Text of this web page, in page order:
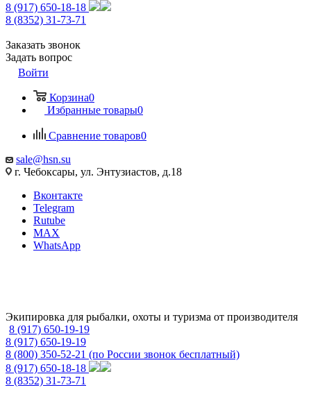
8 (917) 650-18-18
8 (8352) 31-73-71
Заказать звонок
Задать вопрос
Войти
Корзина0
Избранные товары0
Сравнение товаров0
sale@hsn.su
г. Чебоксары, ул. Энтузиастов, д.18
Вконтакте
Telegram
Rutube
MAX
WhatsApp
Экипировка для рыбалки, охоты и туризма от производителя
8 (917) 650-19-19
8 (917) 650-19-19
8 (800) 350-52-21 (по России звонок бесплатный)
8 (917) 650-18-18
8 (8352) 31-73-71